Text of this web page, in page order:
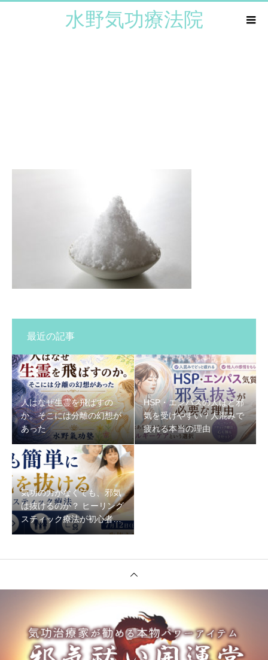
水野気功療法院
最近の記事
人はなぜ生霊を飛ばすの
か。そこには分離の幻想が
あった
HSP・エンパスの人ほど邪
気を受けやすい？人混みで
疲れる本当の理由
気功の力がなくても、邪気
は抜けるのか？ ヒーリング
スティック療法が初心者で
もできる理由